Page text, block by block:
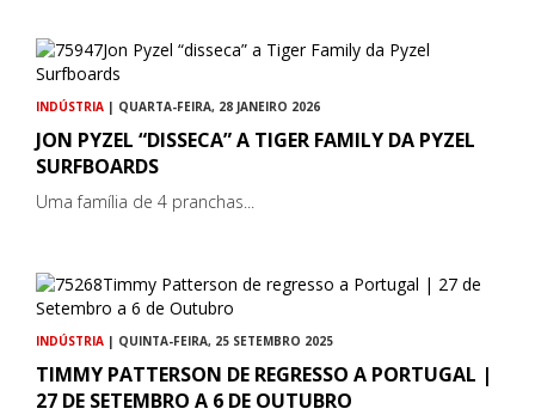
INDÚSTRIA | QUARTA-FEIRA, 28 JANEIRO 2026
JON PYZEL “DISSECA” A TIGER FAMILY DA PYZEL
SURFBOARDS
Uma família de 4 pranchas...
INDÚSTRIA | QUINTA-FEIRA, 25 SETEMBRO 2025
TIMMY PATTERSON DE REGRESSO A PORTUGAL |
27 DE SETEMBRO A 6 DE OUTUBRO